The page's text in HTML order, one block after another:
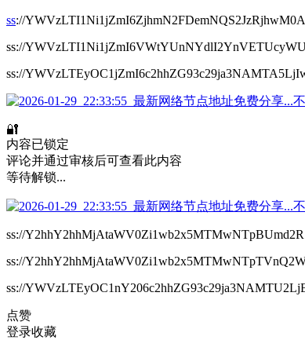
ss://
ss://
ss://
🔐
内容已锁定
评论并通过审核后可查看此内容
等待解锁...
ss://
ss://
ss://
点赞
登录收藏